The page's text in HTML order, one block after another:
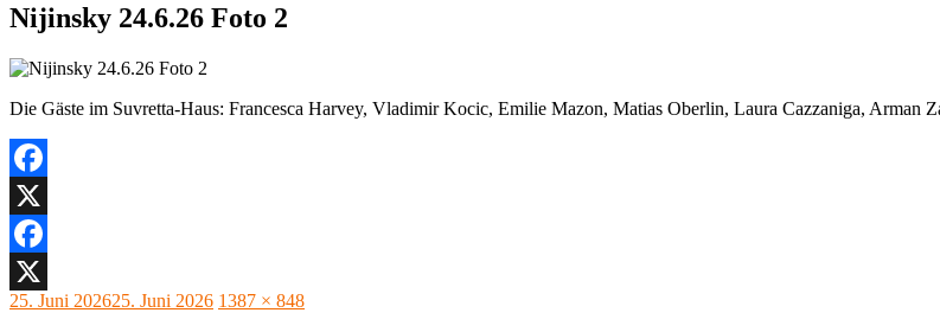
Nijinsky 24.6.26 Foto 2
Die Gäste im Suvretta-Haus: Francesca Harvey, Vladimir Kocic, Emilie Mazon, Matias Oberlin, Laura Cazzaniga, Arman
Facebook
X
Facebook
X
Veröffentlicht
25. Juni 202625. Juni 2026 Originalgröße
1387 × 848